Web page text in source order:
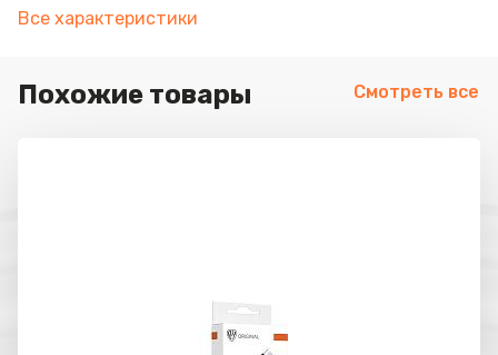
Все характеристики
Похожие товары Смотреть все